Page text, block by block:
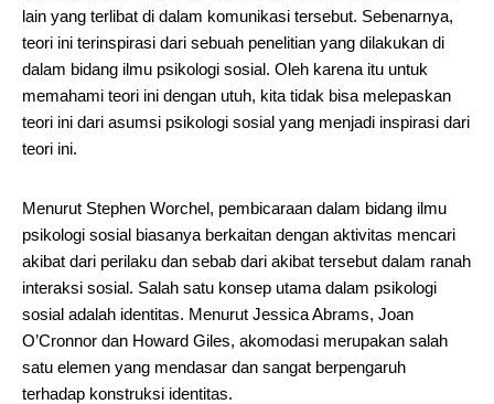
lain yang terlibat di dalam komunikasi tersebut. Sebenarnya,
teori ini terinspirasi dari sebuah penelitian yang dilakukan di
dalam bidang ilmu psikologi sosial. Oleh karena itu untuk
memahami teori ini dengan utuh, kita tidak bisa melepaskan
teori ini dari asumsi psikologi sosial yang menjadi inspirasi dari
teori ini.
Menurut Stephen Worchel, pembicaraan dalam bidang ilmu
psikologi sosial biasanya berkaitan dengan aktivitas mencari
akibat dari perilaku dan sebab dari akibat tersebut dalam ranah
interaksi sosial. Salah satu konsep utama dalam psikologi
sosial adalah identitas. Menurut Jessica Abrams, Joan
O’Cronnor dan Howard Giles, akomodasi merupakan salah
satu elemen yang mendasar dan sangat berpengaruh
terhadap konstruksi identitas.